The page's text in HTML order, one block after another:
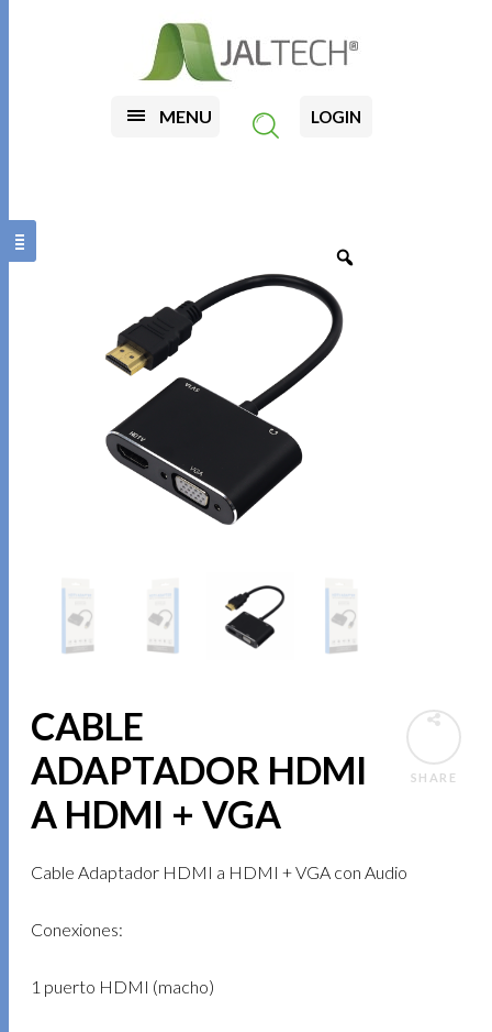
MENU LOGIN
SHARE
CABLE
ADAPTADOR HDMI
A HDMI + VGA
Cable Adaptador HDMI a HDMI + VGA con Audio
Conexiones:
1 puerto HDMI (macho)